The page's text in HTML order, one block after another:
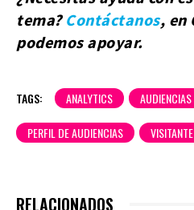
tema? Contáctanos, en
podemos apoyar.
TAGS: ANALYTICS AUDIENCIAS
PERFIL DE AUDIENCIAS
RELACIONADOS